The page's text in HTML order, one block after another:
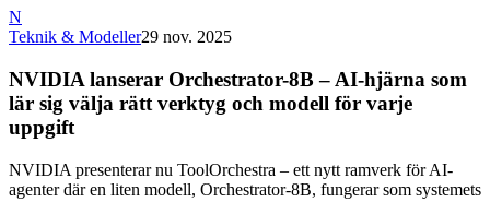
N
Teknik & Modeller29 nov. 2025
NVIDIA lanserar Orchestrator-8B – AI-hjärna som
lär sig välja rätt verktyg och modell för varje
uppgift
NVIDIA presenterar nu ToolOrchestra – ett nytt ramverk för AI-
agenter där en liten modell, Orchestrator-8B, fungerar som systemets